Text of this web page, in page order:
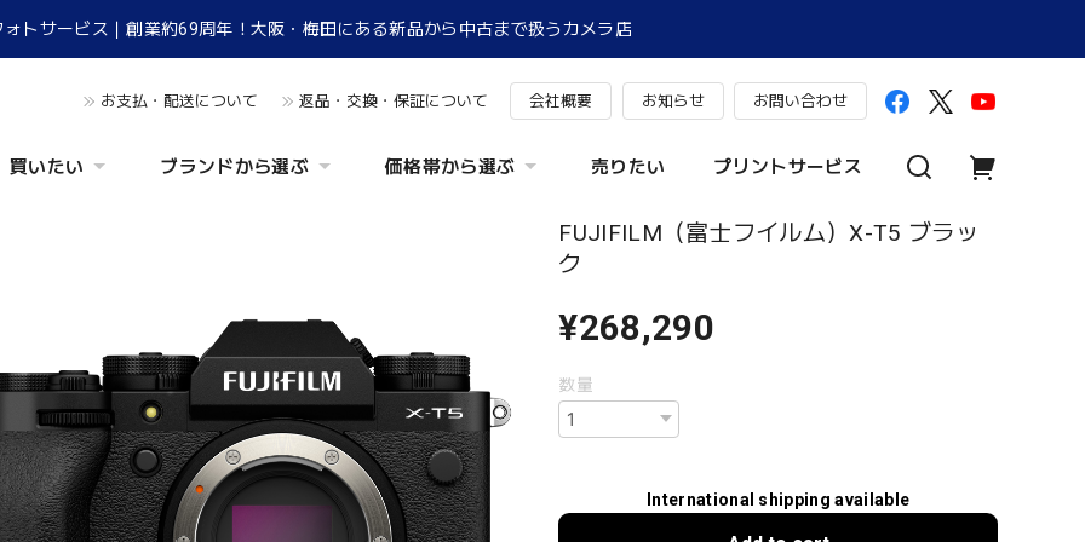
ォトサービス｜創業約69周年！大阪・梅田にある新品から中古まで扱うカメラ店
お支払・配送について 返品・交換・保証について 会社概要 お知らせ お問い合わせ
買いたい ブランドから選ぶ 価格帯から選ぶ 売りたい プリントサービス
FUJIFILM（富士フイルム）X-T5 ブラッ
ク
¥268,290
数量
International shipping available